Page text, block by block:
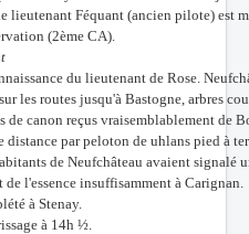
lieutenant Féquant (ancien pilote) est
(2ème CA).
du lieutenant de Rose.
les routes jusqu'à Bastogne, arbres
de canon reçus vraisemblablement de
distance par peloton de uhlans pied à
de Neufchâteau avaient signalé
de l'essence insuffisamment à Carignan.
à Stenay.
à 14h ½.